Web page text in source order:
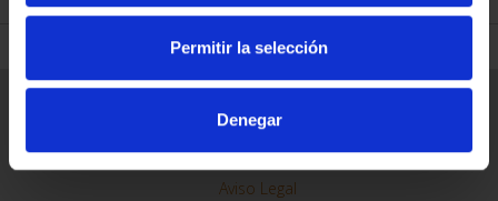
Permitir la selección
Denegar
Contacto
Preguntas Frequentes (FAQs)
Aviso Legal